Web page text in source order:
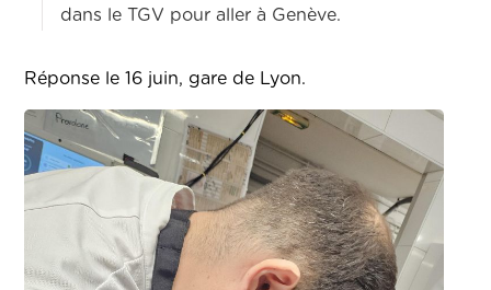
dans le TGV pour aller à Genève.
Réponse le 16 juin, gare de Lyon.